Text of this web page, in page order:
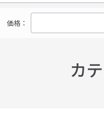
価格：
カ